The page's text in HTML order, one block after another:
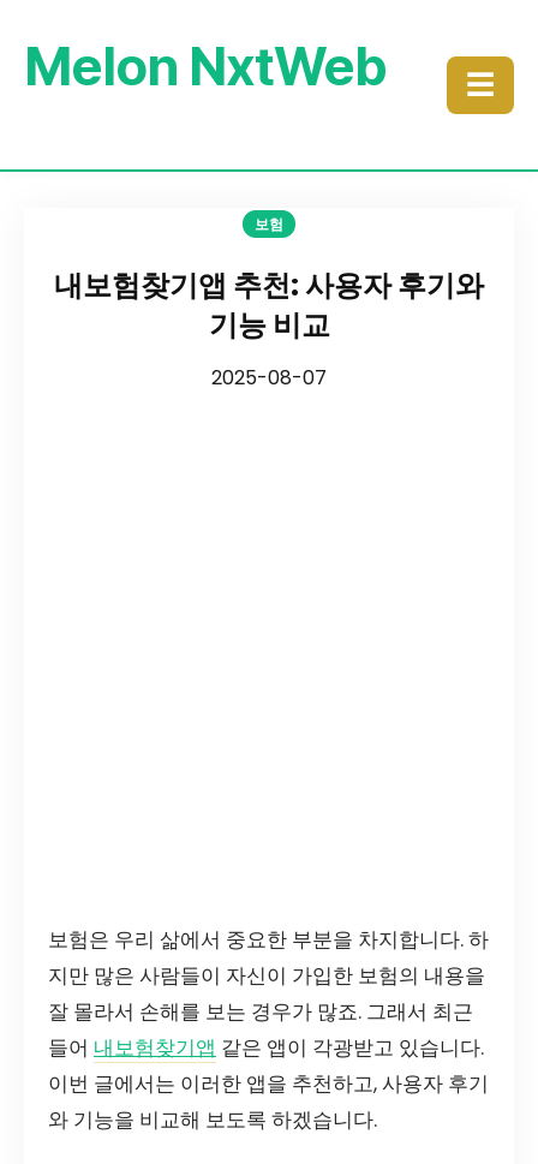
Melon NxtWeb ☰
보험
내보험찾기앱 추천: 사용자 후기와
기능 비교
2025-08-07
보험은 우리 삶에서 중요한 부분을 차지합니다. 하
지만 많은 사람들이 자신이 가입한 보험의 내용을
잘 몰라서 손해를 보는 경우가 많죠. 그래서 최근
들어 내보험찾기앱 같은 앱이 각광받고 있습니다.
이번 글에서는 이러한 앱을 추천하고, 사용자 후기
와 기능을 비교해 보도록 하겠습니다.